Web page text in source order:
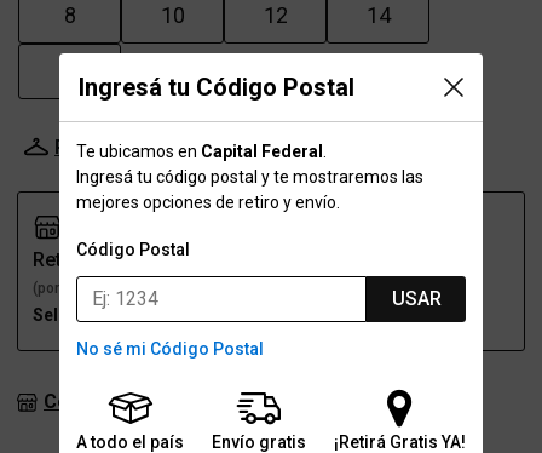
Ingresá tu Código Postal
Te ubicamos en Capital Federal
Ingresá tu código postal y te mostraremos las
mejores opciones de retiro y envío.
Código Postal
USAR
No sé mi Código Postal
A todo el país Envío gratis ¡Retirá Gratis YA!
8 10 12 14
Probador Virtual Tabla de talles
Retiro
(por una sucursal)
Seleccioná talle
Consultar stock en sucursales